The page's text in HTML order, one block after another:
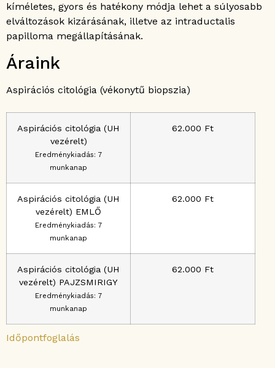
kíméletes, gyors és hatékony módja lehet a súlyosabb
elváltozások kizárásának, illetve az intraductalis
papilloma megállapításának.
Áraink
Aspirációs citológia (vékonytű biopszia)
Aspirációs citológia (UH
vezérelt)
Eredménykiadás: 7
munkanap
62.000 Ft
Aspirációs citológia (UH
vezérelt) EMLŐ
Eredménykiadás: 7
munkanap
62.000 Ft
Aspirációs citológia (UH
vezérelt) PAJZSMIRIGY
Eredménykiadás: 7
munkanap
62.000 Ft
Időpontfoglalás